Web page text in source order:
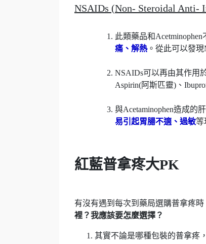
NSAIDs (Non- Steroidal Anti-
此類藥品和
痛、解熱。從此可以發現
NSAIDs可以再由其作用
Aspirin(阿斯匹靈)、
與Acetaminophen造成的
易引起胃腸不適、過敏等
紅藍普拿疼大PK
有沒有遇到每次到藥局選購普拿疼
裡？我應該要怎麼選擇？
其實不論是哪種包裝的普拿疼